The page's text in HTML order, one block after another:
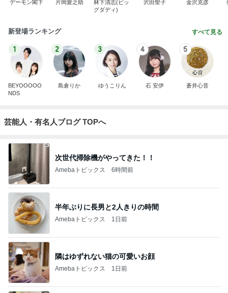
デーモン閣下 片岡愛之助
林下清志(ビッ
グダディ)
沢田聖子 金沢克彦
新登場ランキング すべて見る
1
BEYOOOOO
NDS
2
島倉りか
3
ゆうこりん
4
石 安伊
5
蒼井心音
芸能人・有名人ブログ TOPへ
次世代掃除機がやってきた！！
Amebaトピックス 6時間前
半年ぶりに長男と2人きりの時間
Amebaトピックス 1日前
隣はゆずれない猫の可愛いお顔
Amebaトピックス 1日前